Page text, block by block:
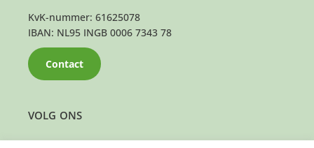
VOLG ONS
KvK-nummer: 61625078
IBAN: NL95 INGB 0006 7343 78
Contact